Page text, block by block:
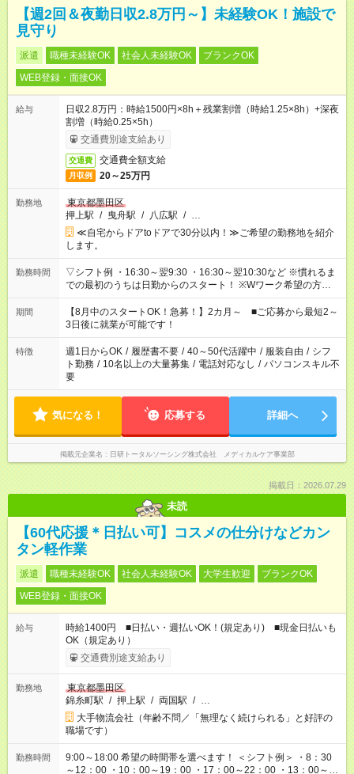
【週2回＆夜勤日収2.8万円～】未経験OK！施設で
見守り
派遣 職種未経験OK 社会人未経験OK
ブランクOK
WEB登録・面接OK
給与
日収2.8万円：時給1500円×8h＋残業割増（時給1.25×8h）+深夜
割増（時給0.25×5h）
交通費別途支給あり
交通費 交通費全額支給
月収例 20～25万円
勤務地
東京都墨田区
押上駅 / 曳舟駅 / 八広駅 / …
≪自宅からドアtoドアで30分以内！≫ご希望の勤務地を紹介
します。
勤務時間
▽シフト例 ・16:30～翌9:30 ・16:30～翌10:30など ※慣れるま
での最初のうちは日勤からのスタート！ ※Wワーク希望の方へ
今ご覧のお仕事で希望する勤務時間と、もう1つのお仕事の勤務
時間。 合計で週40時間を超える場合は応募できません。
期間
【8月中のスタートOK！急募！】2カ月～ ■ご応募から最短2～
3日後に就業が可能です！
特徴 週1日からOK / 履歴書不要 / 40～50代活躍中 / 服装自由 / シフ
ト勤務 / 10名以上の大量募集 / 電話対応なし / パソコンスキル不
要
気になる！ 応募する 詳細へ
掲載元企業名 日研トータルソーシング株式会社 メディカルケア事業部
掲載日：2026.07.29
未読
【60代応援＊日払い可】コスメの仕分けなどカン
タン軽作業
派遣 職種未経験OK 社会人未経験OK 大学生歓迎
ブランクOK
WEB登録・面接OK
給与
時給1400円 ■日払い・週払いOK！(規定あり) ■現金日払いも
OK（規定あり）
交通費別途支給あり
勤務地
東京都墨田区
錦糸町駅 / 押上駅 / 両国駅 / …
大手物流会社（年齢不問／「無理なく続けられる」と好評の
職場です）
勤務時間
9:00～18:00 希望の時間帯を選べます！ ＜シフト例＞ ・8：30
～12：00 ・10：00～19：00 ・17：00～22：00 ・13：00～